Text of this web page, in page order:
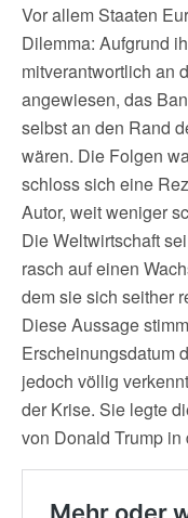
Vor allem Staaten
Dilemma: Aufgrund
mitverantwortlich an
angewiesen, das
selbst an den Rand
wären. Die Folgen
schloss sich eine
Autor, weit weniger
Die Weltwirtschaft
rasch auf einen
dem sie sich seither
Diese Aussage
Erscheinungsdatum
jedoch völlig
der Krise. Sie legte
von Donald Trump in